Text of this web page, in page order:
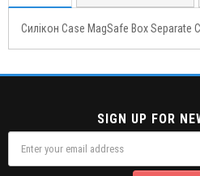
Силікон Case MagSafe Box Separate
SIGN UP FOR